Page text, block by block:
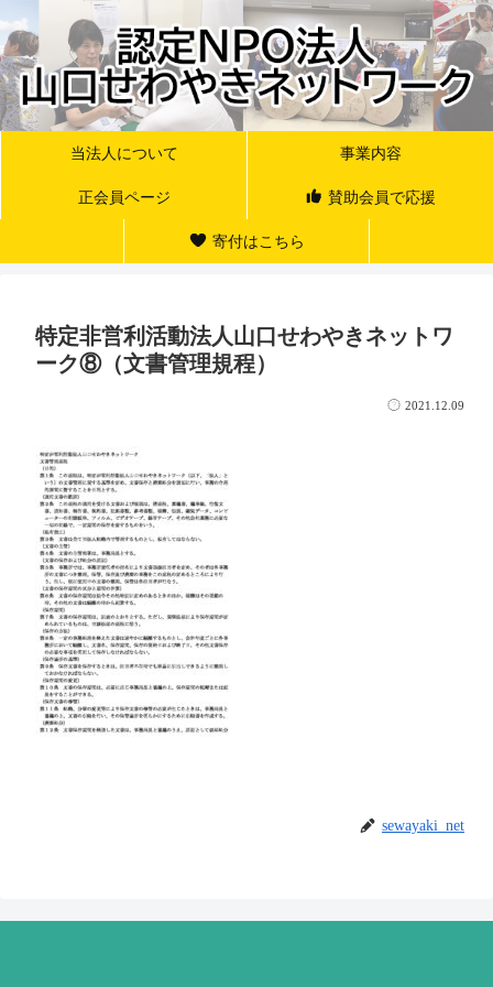
当法人について 事業内容
正会員ページ 賛助会員で応援
寄付はこちら
特定非営利活動法人山口せわやきネットワ
ーク⑧（文書管理規程）
2021.12.09
sewayaki_net